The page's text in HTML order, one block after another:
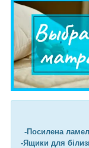
-Посилена
-Ящики для